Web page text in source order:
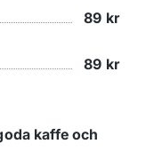
89 kr
89 kr
kaffe och